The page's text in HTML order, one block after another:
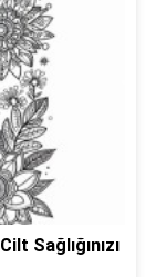
Sağlığınızı